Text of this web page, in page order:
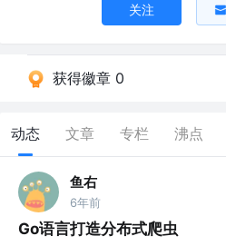
关注
获得徽章 0
动态 文章 专栏 沸点
鱼右
6年前
Go语言打造分布式爬虫